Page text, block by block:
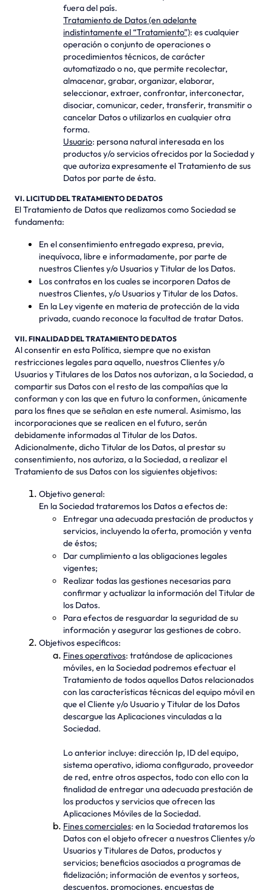
fuera del país.
Tratamiento de Datos (en adelante
indistintamente el “Tratamiento”): es cualquier
operación o conjunto de operaciones o
procedimientos técnicos, de carácter
automatizado o no, que permite recolectar,
almacenar, grabar, organizar, elaborar,
seleccionar, extraer, confrontar, interconectar,
disociar, comunicar, ceder, transferir, transmitir o
cancelar Datos o utilizarlos en cualquier otra
forma.
Usuario: persona natural interesada en los
productos y/o servicios ofrecidos por la Sociedad y
que autoriza expresamente el Tratamiento de sus
Datos por parte de ésta.
VI. LICITUD DEL TRATAMIENTO DE DATOS
El Tratamiento de Datos que realizamos como Sociedad se
fundamenta:
En el consentimiento entregado expresa, previa,
inequívoca, libre e informadamente, por parte de
nuestros Clientes y/o Usuarios y Titular de los Datos.
Los contratos en los cuales se incorporen Datos de
nuestros Clientes, y/o Usuarios y Titular de los Datos.
En la Ley vigente en materia de protección de la vida
privada, cuando reconoce la facultad de tratar Datos.
VII. FINALIDAD DEL TRATAMIENTO DE DATOS
Al consentir en esta Política, siempre que no existan
restricciones legales para aquello, nuestros Clientes y/o
Usuarios y Titulares de los Datos nos autorizan, a la Sociedad, a
compartir sus Datos con el resto de las compañías que la
conforman y con las que en futuro la conformen, únicamente
para los fines que se señalan en este numeral. Asimismo, las
incorporaciones que se realicen en el futuro, serán
debidamente informadas al Titular de los Datos.
Adicionalmente, dicho Titular de los Datos, al prestar su
consentimiento, nos autoriza, a la Sociedad, a realizar el
Tratamiento de sus Datos con los siguientes objetivos:
Objetivo general:
En la Sociedad trataremos los Datos a efectos de:
Entregar una adecuada prestación de productos y
servicios, incluyendo la oferta, promoción y venta
de éstos;
Dar cumplimiento a las obligaciones legales
vigentes;
Realizar todas las gestiones necesarias para
confirmar y actualizar la información del Titular de
los Datos.
Para efectos de resguardar la seguridad de su
información y asegurar las gestiones de cobro.
Objetivos específicos:
Fines operativos: tratándose de aplicaciones
móviles, en la Sociedad podremos efectuar el
Tratamiento de todos aquellos Datos relacionados
con las características técnicas del equipo móvil en
que el Cliente y/o Usuario y Titular de los Datos
descargue las Aplicaciones vinculadas a la
Sociedad.
Lo anterior incluye: dirección Ip, ID del equipo,
sistema operativo, idioma configurado, proveedor
de red, entre otros aspectos, todo con ello con la
finalidad de entregar una adecuada prestación de
los productos y servicios que ofrecen las
Aplicaciones Móviles de la Sociedad.
Fines comerciales: en la Sociedad trataremos los
Datos con el objeto ofrecer a nuestros Clientes y/o
Usuarios y Titulares de Datos, productos y
servicios; beneficios asociados a programas de
fidelización; información de eventos y sorteos,
descuentos, promociones, encuestas de